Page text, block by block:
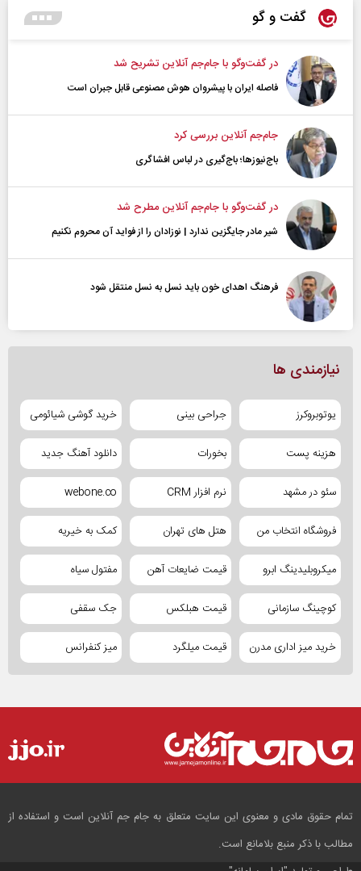
گفت و گو
در گفت‌و‌گو با جام‌جم آنلاین تشریح شد
فاصله ایران با پیشرو‌ان هوش مصنوعی قابل جبران است
جام‌جم آنلاین بررسی کرد
باج‌نیوزها؛ باج‌گیری در لباس افشاگری
در گفت‌و‌گو با جام‌جم آنلاین مطرح شد
شیر مادر جایگزین ندارد | نوزادان را از فواید آن محروم نکنیم
فرهنگ اهدای خون باید نسل به نسل منتقل شود
نیازمندی ها
یوتوبروکرز جراحی بینی خرید گوشی شیائومی
هزینه پست بخورات دانلود آهنگ جدید
سئو در مشهد نرم افزار CRM webone.co
فروشگاه انتخاب من هتل های تهران کمک به خیریه
میکروبلیدینگ ابرو قیمت ضایعات آهن مفتول سیاه
کوچینگ سازمانی قیمت هبلکس جک سقفی
خرید میز اداری مدرن قیمت میلگرد میز کنفرانس
تمام حقوق مادی و معنوی این سایت متعلق به جام جم آنلاین است و استفاده از
مطالب با ذکر منبع بلامانع است.